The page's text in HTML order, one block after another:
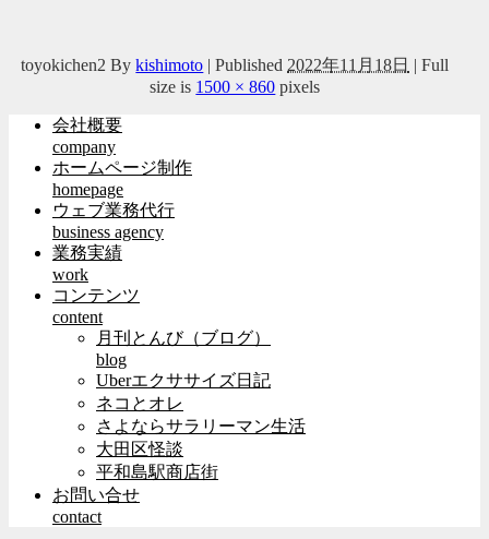
toyokichen2 By kishimoto | Published 2022年11月18日 | Full
size is 1500 × 860 pixels
会社概要
company
ホームページ制作
homepage
ウェブ業務代行
business agency
業務実績
work
コンテンツ
content
月刊とんび（ブログ）
blog
Uberエクササイズ日記
ネコとオレ
さよならサラリーマン生活
大田区怪談
平和島駅商店街
お問い合せ
contact